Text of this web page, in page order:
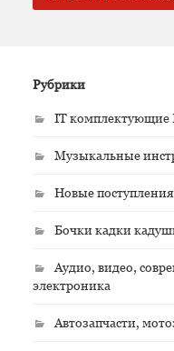
Рубрики
IT
Музыкальные
Новые
Бочки кадки
Аудио, видео,
электроника
Автозапчасти,